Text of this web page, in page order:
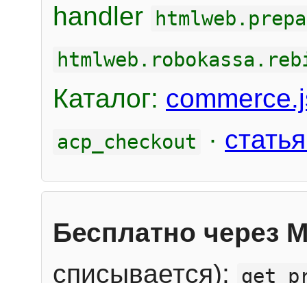
handler
Каталог:
acp_checkout ·
Бесплатно через
списывается):